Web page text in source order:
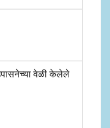
वेळी केलेले